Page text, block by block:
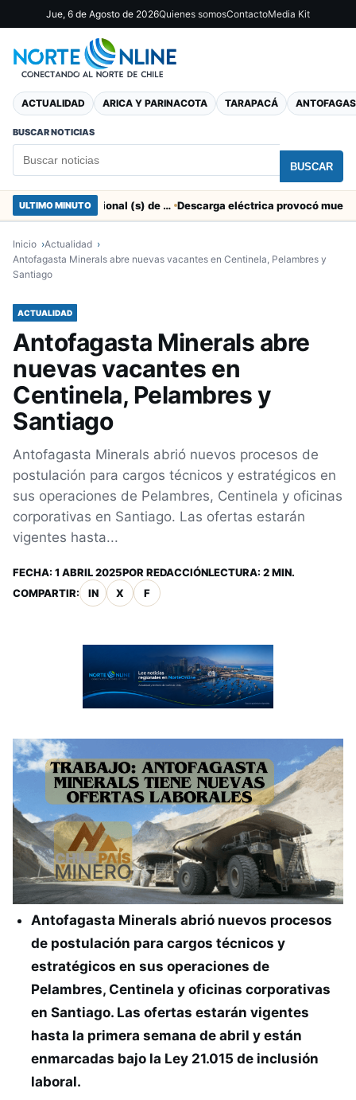
Jue, 6 de Agosto de 2026Quienes somosContactoMedia Kit
ACTUALIDAD ARICA Y PARINACOTA TARAPACÁ
BUSCAR NOTICIAS
BUSCAR
ULTIMO MINUTO SERNAC pidió la renuncia a Director Regional (s) de Arica por contratar solo a militantes del Gobierno
Inicio
Actualidad
Antofagasta Minerals abre nuevas vacantes en Centinela, Pelambres y
Santiago
ACTUALIDAD
Antofagasta Minerals abre
nuevas vacantes en
Centinela, Pelambres y
Santiago
Antofagasta Minerals abrió nuevos procesos de
postulación para cargos técnicos y estratégicos en
sus operaciones de Pelambres, Centinela y oficinas
corporativas en Santiago. Las ofertas estarán
vigentes hasta...
FECHA: 1 ABRIL 2025POR REDACCIÓNLECTURA: 2 MIN.
COMPARTIR:
IN X F
Antofagasta Minerals abrió nuevos procesos
de postulación para cargos técnicos y
estratégicos en sus operaciones de
Pelambres, Centinela y oficinas corporativas
en Santiago. Las ofertas estarán vigentes
hasta la primera semana de abril y están
enmarcadas bajo la Ley 21.015 de inclusión
laboral.